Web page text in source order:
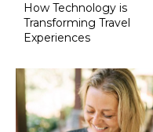
How Technology is
Transforming Travel
Experiences